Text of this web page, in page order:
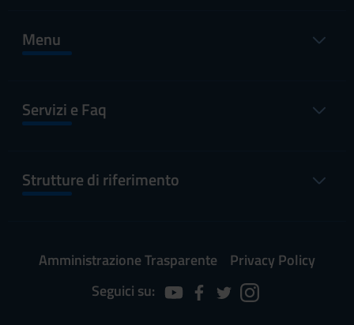
Menu
Servizi e Faq
Strutture di riferimento
Amministrazione Trasparente
Privacy Policy
Seguici su: